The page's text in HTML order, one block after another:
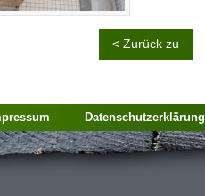
< Zurück zu
Datenschutzerklärung